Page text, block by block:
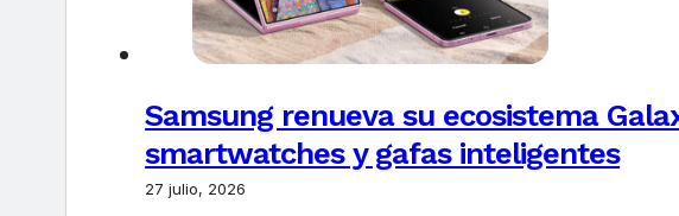
Samsung renueva su ecosistema
smartwatches y gafas inteligentes
27 julio, 2026